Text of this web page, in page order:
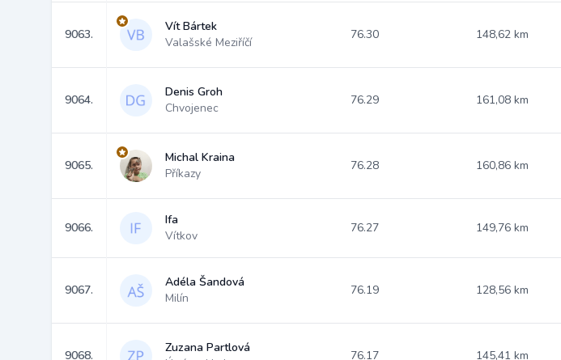
9063.
Vít Bártek
Valašské Meziříčí
76.30 148,62 km
9064.
Denis Groh
Chvojenec
76.29 161,08 km
9065.
Michal Kraina
Příkazy
76.28 160,86 km
9066.
Ifa
Vítkov
76.27 149,76 km
9067.
Adéla Šandová
Milín
76.19 128,56 km
9068.
Zuzana Partlová
76.17 145,41 km